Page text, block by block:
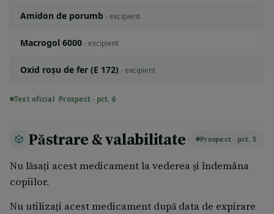
Amidon de porumb · excipient
Macrogol 6000 · excipient
Oxid roșu de fer (E 172) · excipient
Text oficial ·Prospect · pct. 6
Păstrare & valabilitate Prospect · pct. 5
Nu lăsați acest medicament la vederea și îndemâna
copiilor.
Nu utilizați acest medicament după data de expirare